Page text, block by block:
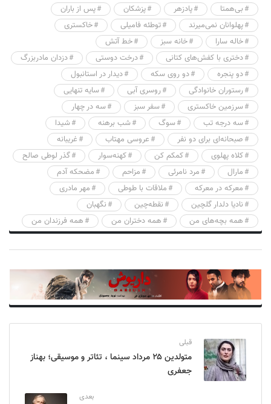
بی‌همتا
پادزهر پزشکان
پس از باران
پهلوانان نمی‌میرند
توطئه فامیلی
خاکستری
خاله سارا
خانه سبز
خط آتش
دختری با کفش‌های کتانی
درخت دوستی
دزدان مادربزرگ
دو پنجره
دو روی سکه
دیدار در استانبول
رستوران خانوادگی
روسری آبی
سایه تنهایی
سرزمین خاکستری
سفر سبز
سه در چهار
سه درجه تب
سوگ شب برهنه
شیدا
صبحانه‌ای برای دو نفر
عروسی مهتاب
غریبانه
کلاه پهلوی
کمکم کن کهنه‌سوار
گذر لوطی صالح
مارال
مرد نامرئی مزاحم
مضحکه آدم
معرکه در معرکه
ملاقات با طوطی
مهر مادری
نادیا دلدار گلچین
نقطه‌چین
نگهبان
همه بچه‌های من
همه دختران من همه فرزندان من
قبلی
متولدین ۲۵ مرداد سینما ، تئاتر و موسیقی؛ بهناز
جعفری
بعدی